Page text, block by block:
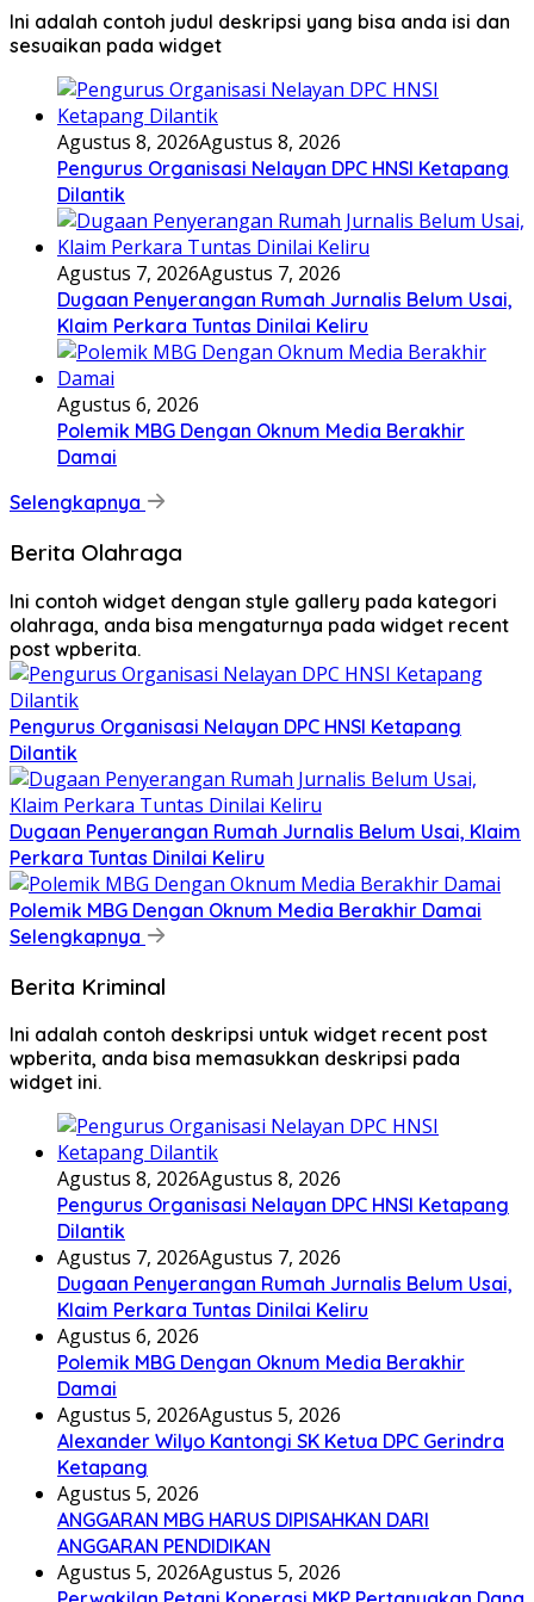
Ini adalah contoh judul deskripsi yang bisa anda isi dan
sesuaikan pada widget
Agustus 8, 2026Agustus 8, 2026
Pengurus Organisasi Nelayan DPC HNSI Ketapang
Dilantik
Agustus 7, 2026Agustus 7, 2026
Dugaan Penyerangan Rumah Jurnalis Belum Usai,
Klaim Perkara Tuntas Dinilai Keliru
Agustus 6, 2026
Polemik MBG Dengan Oknum Media Berakhir
Damai
Selengkapnya
Berita Olahraga
Ini contoh widget dengan style gallery pada kategori
olahraga, anda bisa mengaturnya pada widget recent
post wpberita.
Pengurus Organisasi Nelayan DPC HNSI Ketapang
Dilantik
Dugaan Penyerangan Rumah Jurnalis Belum Usai, Klaim
Perkara Tuntas Dinilai Keliru
Polemik MBG Dengan Oknum Media Berakhir Damai
Selengkapnya
Berita Kriminal
Ini adalah contoh deskripsi untuk widget recent post
wpberita, anda bisa memasukkan deskripsi pada
widget ini.
Agustus 8, 2026Agustus 8, 2026
Pengurus Organisasi Nelayan DPC HNSI Ketapang
Dilantik
Agustus 7, 2026Agustus 7, 2026
Dugaan Penyerangan Rumah Jurnalis Belum Usai,
Klaim Perkara Tuntas Dinilai Keliru
Agustus 6, 2026
Polemik MBG Dengan Oknum Media Berakhir
Damai
Agustus 5, 2026Agustus 5, 2026
Alexander Wilyo Kantongi SK Ketua DPC Gerindra
Ketapang
Agustus 5, 2026
ANGGARAN MBG HARUS DIPISAHKAN DARI
ANGGARAN PENDIDIKAN
Agustus 5, 2026Agustus 5, 2026